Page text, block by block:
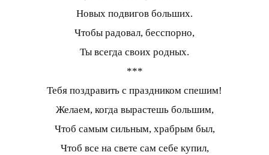
Новых подвигов больших.
Чтобы радовал, бесспорно,
Ты всегда своих родных.
***
Тебя поздравить с праздником спешим!
Желаем, когда вырастешь большим,
Чтоб самым сильным, храбрым был,
Чтоб все на свете сам себе купил,